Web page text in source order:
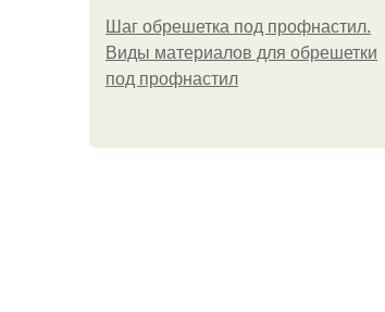
Шаг обрешетка под профнастил.
Виды материалов для обрешетки
под профнастил